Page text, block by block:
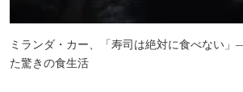
ミランダ・カー、「寿司は絶対に食べない
た驚きの食生活